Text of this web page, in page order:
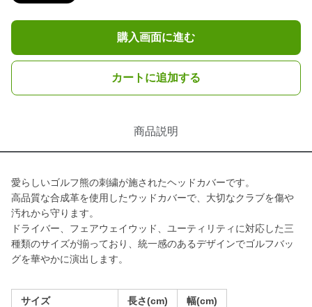
購入画面に進む
カートに追加する
商品説明
愛らしいゴルフ熊の刺繍が施されたヘッドカバーです。
高品質な合成革を使用したウッドカバーで、大切なクラブを傷や
汚れから守ります。
ドライバー、フェアウェイウッド、ユーティリティに対応した三
種類のサイズが揃っており、統一感のあるデザインでゴルフバッ
グを華やかに演出します。
サイズ 長さ(cm) 幅(cm)